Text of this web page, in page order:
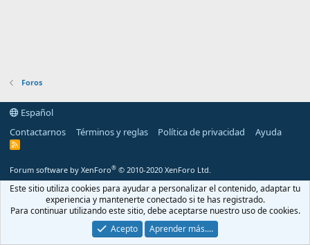
Foros
Español
Contactarnos
Términos y reglas Política de privacidad Ayuda
R
Forum software by XenForo® © 2010-2020 XenForo Ltd.
Este sitio utiliza cookies para ayudar a personalizar el contenido, adaptar tu
experiencia y mantenerte conectado si te has registrado.
Para continuar utilizando este sitio, debe aceptarse nuestro uso de cookies.
Acepto
Aprender más.…